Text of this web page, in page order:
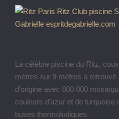
La célèbre piscine du Ritz,
mètres sur 9 mètres a
d’origine avec 800 000
couleurs d’azur et de
buses thermoludiques.